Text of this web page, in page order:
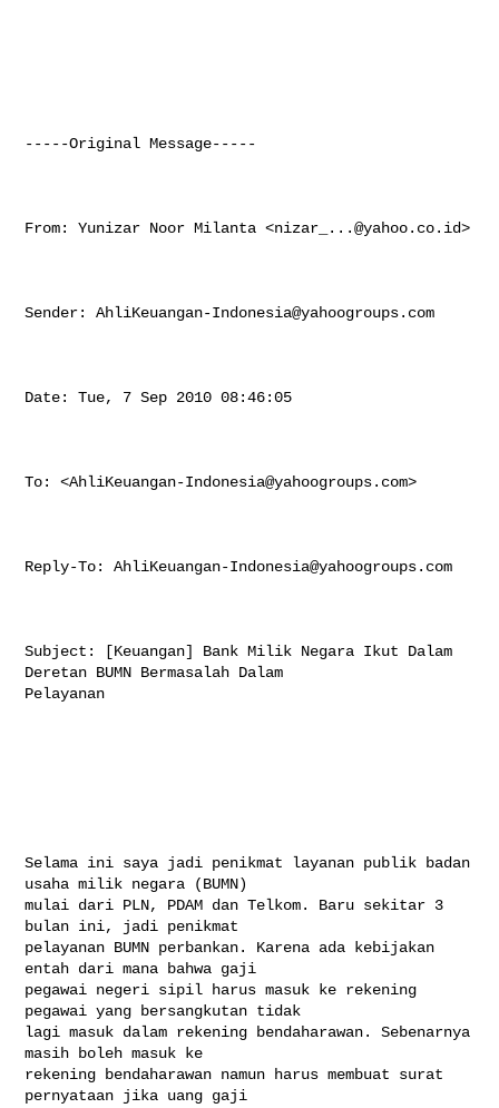
-----Original Message-----
From: Yunizar Noor Milanta <nizar_...@yahoo.co.id>
Sender: AhliKeuangan-Indonesia@yahoogroups.com
Date: Tue, 7 Sep 2010 08:46:05
To: <AhliKeuangan-Indonesia@yahoogroups.com>
Reply-To: AhliKeuangan-Indonesia@yahoogroups.com
Subject: [Keuangan] Bank Milik Negara Ikut Dalam
Deretan BUMN Bermasalah Dalam
Pelayanan
Selama ini saya jadi penikmat layanan publik badan
usaha milik negara (BUMN)
mulai dari PLN, PDAM dan Telkom. Baru sekitar 3
bulan ini, jadi penikmat
pelayanan BUMN perbankan. Karena ada kebijakan
entah dari mana bahwa gaji
pegawai negeri sipil harus masuk ke rekening
pegawai yang bersangkutan tidak
lagi masuk dalam rekening bendaharawan. Sebenarnya
masih boleh masuk ke
rekening bendaharawan namun harus membuat surat
pernyataan jika uang gaji